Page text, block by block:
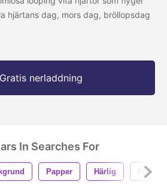
hjärtans dag, mors dag, bröllopsdag
Gratis nerladdning
In Searches For
Papper Härlig